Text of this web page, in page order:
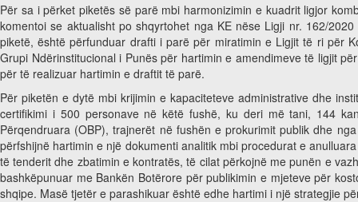
Për sa i përket piketës së parë mbi harmonizimin e kuadrit ligjor
komentoi se aktualisht po shqyrtohet nga KE nëse Ligji nr. 162/
piketë, është përfunduar drafti i parë për miratimin e Ligjit të ri për
Grupi Ndërinstitucional i Punës për hartimin e amendimeve të ligjit
për të realizuar hartimin e draftit të parë.
Për piketën e dytë mbi krijimin e kapaciteteve administrative dhe
certifikimi i 500 personave në këtë fushë, ku deri më tani, 144
Përqendruara (OBP), trajnerët në fushën e prokurimit publik dhe
përfshijnë hartimin e një dokumenti analitik mbi procedurat e
të tenderit dhe zbatimin e kontratës, të cilat përkojnë me punën e
bashkëpunuar me Bankën Botërore për publikimin e mjeteve për
shqipe. Masë tjetër e parashikuar është edhe hartimi i një strategjie